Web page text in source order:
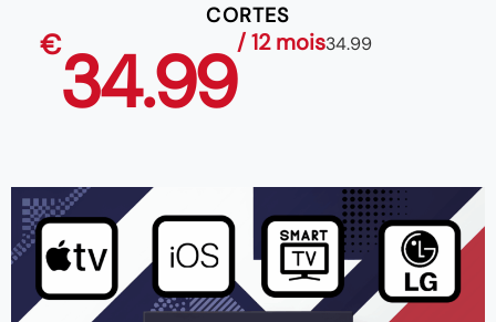
CORTES
€34.99/ 12 mois34.99